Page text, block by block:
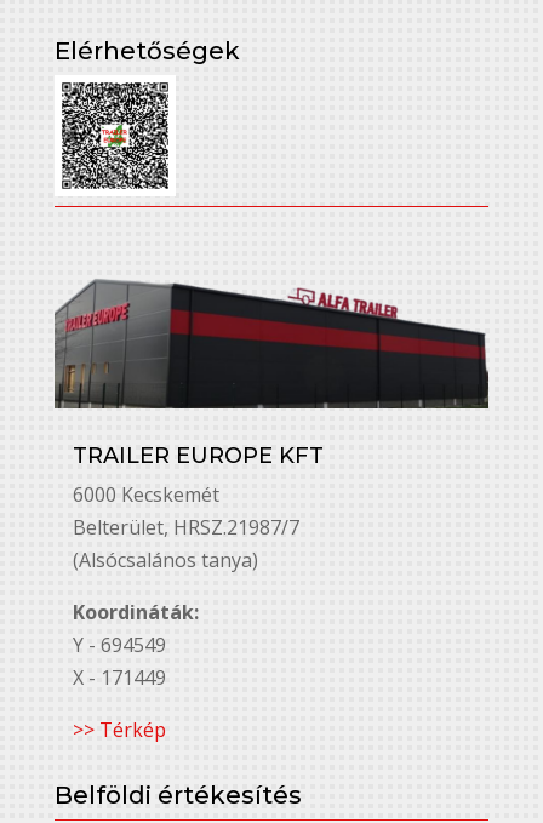
Elérhetőségek
TRAILER EUROPE KFT
6000 Kecskemét
Belterület, HRSZ.21987/7
(Alsócsalános tanya)
Koordináták:
Y - 694549
X - 171449
>> Térkép
Belföldi értékesítés